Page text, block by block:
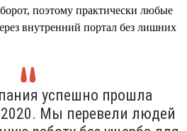
поэтому практически любые
внутренний портал без лишних
успешно прошла
Мы перевели людей